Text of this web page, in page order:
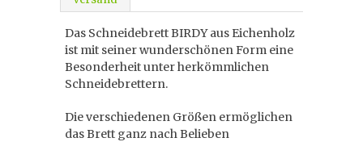
Das Schneidebrett BIRDY aus Eichenholz
ist mit seiner wunderschönen Form eine
Besonderheit unter herkömmlichen
Schneidebrettern.
Die verschiedenen Größen ermöglichen
das Brett ganz nach Belieben